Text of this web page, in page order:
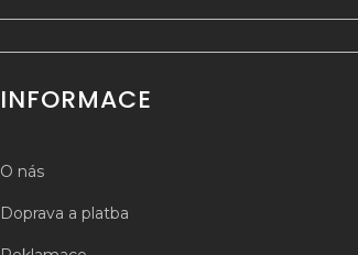
INFORMACE
O nás
Doprava a platba